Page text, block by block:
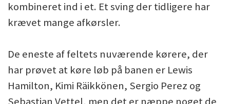
kombineret ind i et. Et sving der tidligere har
krævet mange afkørsler.
De eneste af feltets nuværende kørere, der
har prøvet at køre løb på banen er Lewis
Hamilton, Kimi Räikkönen, Sergio Perez og
Sebastian Vettel, men det er næppe noget de